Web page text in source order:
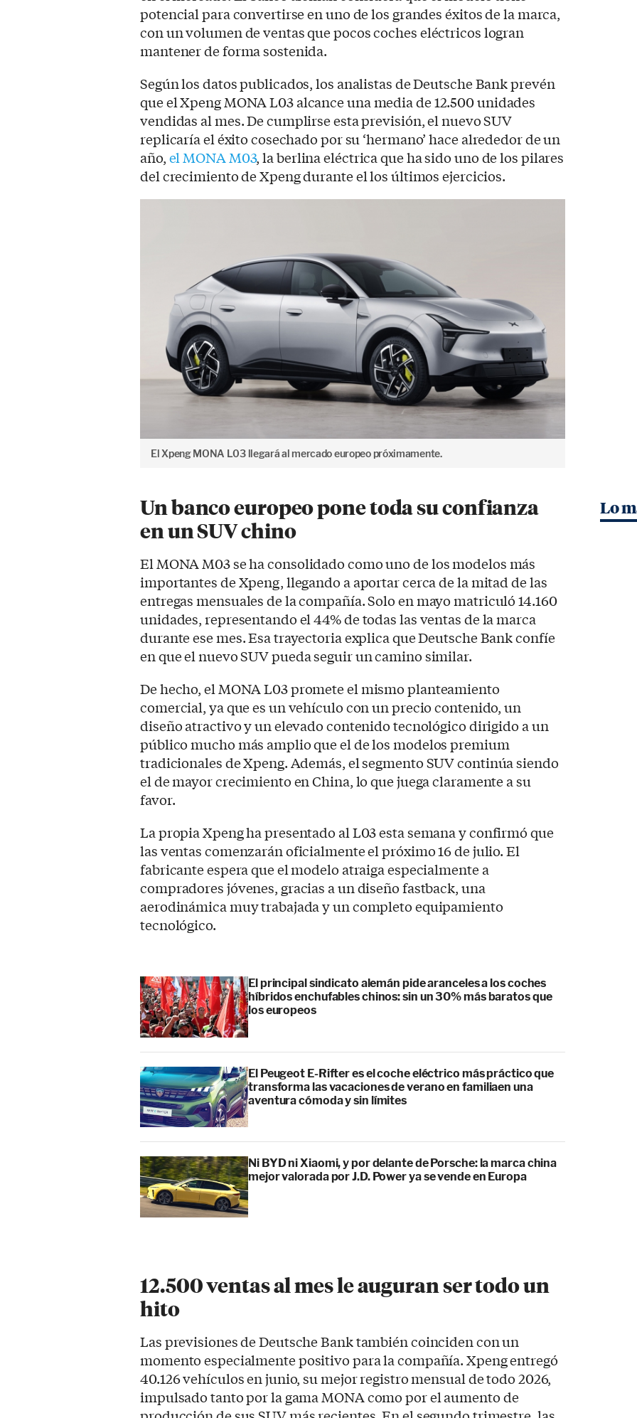
potencial para convertirse en uno de los grandes éxitos de la marca,
con un volumen de ventas que pocos coches eléctricos logran
mantener de forma sostenida.
Según los datos publicados, los analistas de Deutsche Bank prevén
que el Xpeng MONA L03 alcance una media de 12.500 unidades
vendidas al mes. De cumplirse esta previsión, el nuevo SUV
replicaría el éxito cosechado por su ‘hermano’ hace alrededor de un
año,el MONA M03, la berlina eléctrica que ha sido uno de los pilares
del crecimiento de Xpeng durante el los últimos ejercicios.
El Xpeng MONA L03 llegará al mercado europeo próximamente.
Un banco europeo pone toda su confianza
en un SUV chino
El MONA M03 se ha consolidado como uno de los modelos más
importantes de Xpeng, llegando a aportar cerca de la mitad de las
entregas mensuales de la compañía. Solo en mayo matriculó 14.160
unidades, representando el 44% de todas las ventas de la marca
durante ese mes. Esa trayectoria explica que Deutsche Bank confíe
en que el nuevo SUV pueda seguir un camino similar.
De hecho, el MONA L03 promete el mismo planteamiento
comercial, ya que es un vehículo con un precio contenido, un
diseño atractivo y un elevado contenido tecnológico dirigido a un
público mucho más amplio que el de los modelos premium
tradicionales de Xpeng. Además, el segmento SUV continúa siendo
el de mayor crecimiento en China, lo que juega claramente a su
favor.
La propia Xpeng ha presentado al L03 esta semana y confirmó que
las ventas comenzarán oficialmente el próximo 16 de julio. El
fabricante espera que el modelo atraiga especialmente a
compradores jóvenes, gracias a un diseño fastback, una
aerodinámica muy trabajada y un completo equipamiento
tecnológico.
El principal sindicato alemán pide aranceles a los coches
híbridos enchufables chinos: sin un 30% más baratos que
los europeos
El Peugeot E-Rifter es el coche eléctrico más práctico que
transforma las vacaciones de verano en familiaen una
aventura cómoda y sin límites
Ni BYD ni Xiaomi, y por delante de Porsche: la marca china
mejor valorada por J.D. Power ya se vende en Europa
12.500 ventas al mes le auguran ser todo un
hito
Las previsiones de Deutsche Bank también coinciden con un
momento especialmente positivo para la compañía. Xpeng entregó
40.126 vehículos en junio, su mejor registro mensual de todo 2026,
impulsado tanto por la gama MONA como por el aumento de
Lo